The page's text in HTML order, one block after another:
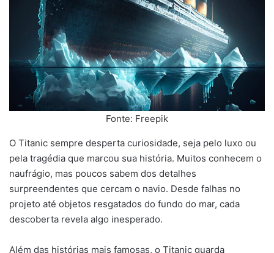
Fonte: Freepik
O Titanic sempre desperta curiosidade, seja pelo luxo ou
pela tragédia que marcou sua história. Muitos conhecem o
naufrágio, mas poucos sabem dos detalhes
surpreendentes que cercam o navio. Desde falhas no
projeto até objetos resgatados do fundo do mar, cada
descoberta revela algo inesperado.
Além das histórias mais famosas, o Titanic guarda